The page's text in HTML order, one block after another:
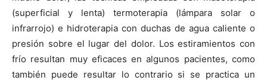
(superficial y lenta) termoterapia (lámpara solar o
infrarrojo) e hidroterapia con duchas de agua caliente o
presión sobre el lugar del dolor. Los estiramientos con
frí­o resultan muy eficaces en algunos pacientes, como
también puede resultar lo contrario si se practica un